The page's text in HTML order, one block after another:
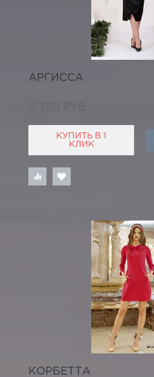
АРГИССА
9 750 РУБ
КУПИТЬ В 1
КЛИК
КОРБЕТТА